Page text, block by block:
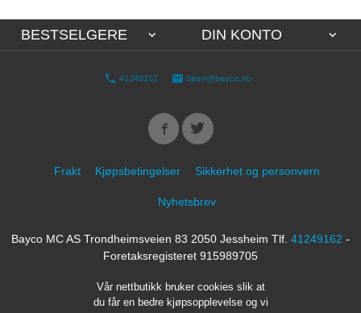
BESTSELGERE DIN KONTO
41249162 bjorn@bayco.no
Frakt Kjøpsbetingelser Sikkerhet og personvern
Nyhetsbrev
Bayco MC AS Trondheimsveien 83 2050 Jessheim Tlf. 41249162 -
Foretaksregisteret 915989705
Vår nettbutikk bruker cookies slik at
du får en bedre kjøpsopplevelse og vi